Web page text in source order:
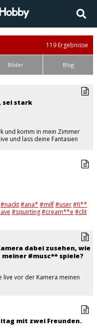
119 Ergebnisse
Bilder Blog
sei stark
und komm in mein Zimmer
und lass deine Fantasien
#nackt#ana* #milf#user#fi**
#squirting#cream**e #clit
dabei zusehen, wie
#musc** spiele?
live vor der Kamera meinen
mit zwei Freunden.